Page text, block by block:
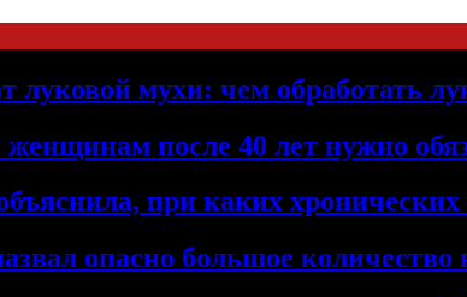
луковой мухи: чем обработать
женщинам после 40 лет нужно
при каких
опасно большое